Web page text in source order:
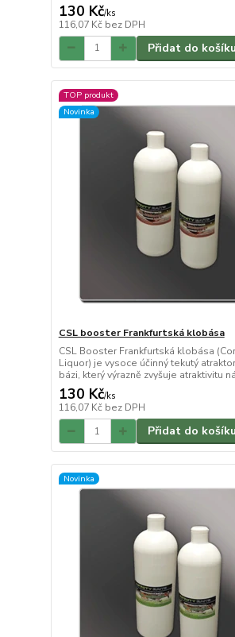
130 Kč/ks
116,07 Kč bez DPH
Přidat do košíku
TOP produkt
Novinka
CSL booster Frankfurtská klobása
CSL Booster Frankfurtská klobása
Liquor) je vysoce účinný tekutý
bázi, který výrazně zvyšuje atraktivitu
130 Kč/ks
116,07 Kč bez DPH
Přidat do košíku
Novinka